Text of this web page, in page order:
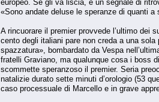
europeo. Se gli va liscia, è un segnale di
«Sono andate deluse le speranze di quanti
A rincuorare il premier provvede l’ultimo dei
cento degli italiani pare non creda a una
spazzatura», bombardato da Vespa
fratelli Graviano, ma qualunque cosa i boss
scommette speranzoso il premier. Seria
natalizie durato sette minuti d’orologio (53
caso processuale di Marcello e in grave